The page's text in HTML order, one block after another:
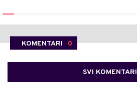
KOMENTARI 0
SVI KOMENTARI